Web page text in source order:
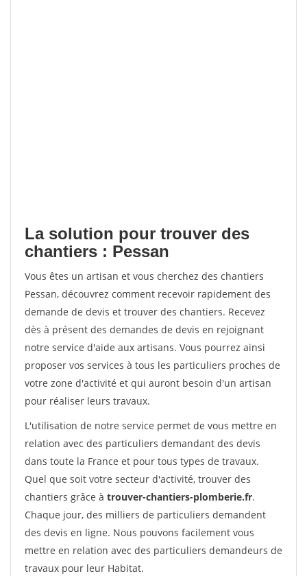
La solution pour trouver des
chantiers : Pessan
Vous êtes un artisan et vous cherchez des chantiers
Pessan, découvrez comment recevoir rapidement des
demande de devis et trouver des chantiers. Recevez
dès à présent des demandes de devis en rejoignant
notre service d'aide aux artisans. Vous pourrez ainsi
proposer vos services à tous les particuliers proches de
votre zone d'activité et qui auront besoin d'un artisan
pour réaliser leurs travaux.
L'utilisation de notre service permet de vous mettre en
relation avec des particuliers demandant des devis
dans toute la France et pour tous types de travaux.
Quel que soit votre secteur d'activité, trouver des
chantiers grâce à trouver-chantiers-plomberie.fr.
Chaque jour, des milliers de particuliers demandent
des devis en ligne. Nous pouvons facilement vous
mettre en relation avec des particuliers demandeurs de
travaux pour leur Habitat.